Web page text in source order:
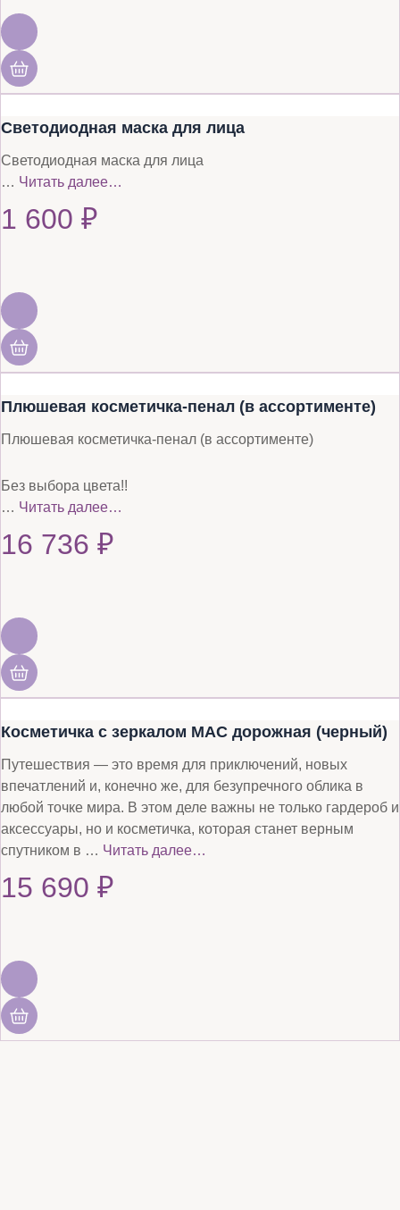
Светодиодная маска для лица
Светодиодная маска для лица
… Читать далее…
1 600 ₽
Плюшевая косметичка-пенал (в ассортименте)
Плюшевая косметичка-пенал (в ассортименте)
Без выбора цвета!!
… Читать далее…
16 736 ₽
Косметичка с зеркалом MAC дорожная (черный)
Путешествия — это время для приключений, новых
впечатлений и, конечно же, для безупречного облика в
любой точке мира. В этом деле важны не только гардероб и
аксессуары, но и косметичка, которая станет верным
спутником в … Читать далее…
15 690 ₽